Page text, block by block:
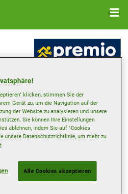
18BIS , 1214 VERNIER
klicken, stimmen Sie der
Gerät zu, um die Navigation auf der
der Website zu analysieren und unsere
Sie können Ihre Einstellungen
ablehnen, indem Sie auf "Cookies
unsere Datenschutzrichtlinie, um mehr zu
Alle Cookies akzeptieren